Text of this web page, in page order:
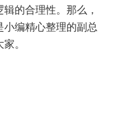
的合理性。那么，
编精心整理的副总
。